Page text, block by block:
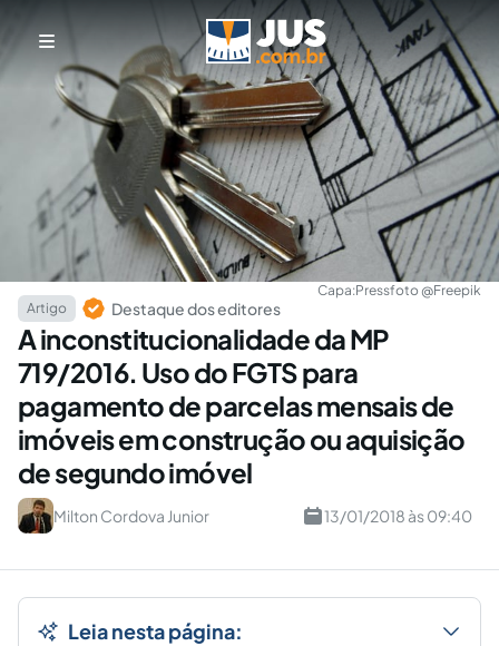
Capa:Pressfoto @Freepik
Artigo
Destaque dos editores
A inconstitucionalidade da MP
719/2016. Uso do FGTS para
pagamento de parcelas mensais de
imóveis em construção ou aquisição
de segundo imóvel
Milton Cordova Junior 13/01/2018 às 09:40
Leia nesta página: